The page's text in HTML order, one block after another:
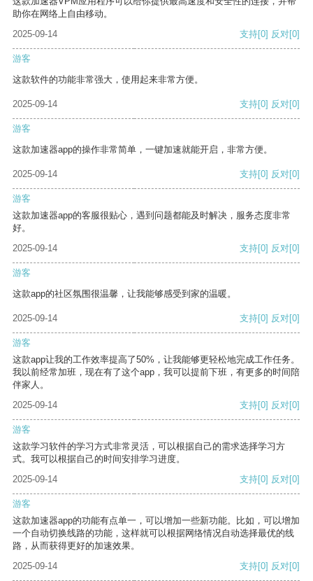
助你在网络上自由移动。
2025-09-14
支持[0] 反对[0]
游客
这款软件的功能非常强大，使用起来非常方便。
2025-09-14 支持[0] 反对[0]
游客
这款加速器app的操作非常简单，一键加速就能开启，非常方便。
2025-09-14 支持[0] 反对[0]
游客
这款加速器app的客服很贴心，遇到问题都能及时解决，服务态度非常
好。
2025-09-14
支持[0] 反对[0]
游客
这款app的社区氛围很温馨，让我能够感受到家的温暖。
2025-09-14 支持[0] 反对[0]
游客
这款app让我的工作效率提高了50%，让我能够更轻松地完成工作任务。
我以前经常加班，现在有了这个app，我可以提前下班，有更多的时间陪
伴家人。
2025-09-14
支持[0] 反对[0]
游客
这款学习软件的学习方式非常灵活，可以根据自己的需求选择学习方
式。我可以根据自己的时间安排学习进度。
2025-09-14
支持[0] 反对[0]
游客
这款加速器app的功能有点单一，可以增加一些新功能。比如，可以增加
一个自动切换线路的功能，这样就可以根据网络情况自动选择最优的线
路，从而获得更好的加速效果。
2025-09-14
支持[0] 反对[0]